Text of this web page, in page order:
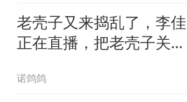
老壳子又来捣乱了，李佳
正在直播，把老壳子关在
诺鸽鸽